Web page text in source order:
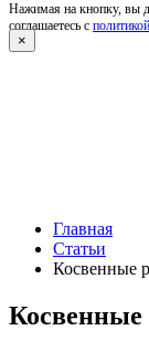
Нажимая на кнопку, вы
соглашаетесь с
×
Главная
Статьи
Косвенные
Косвенные